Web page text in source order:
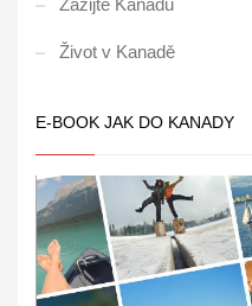
Zažijte Kanadu
Život v Kanadě
E-BOOK JAK DO KANADY